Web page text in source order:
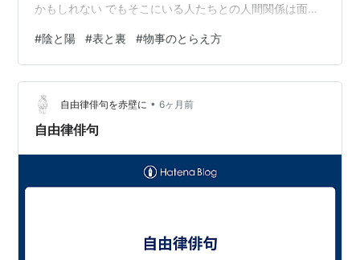
かもしれない でもそこにいる人たちとの人間関係は面倒
もかかるかもしれない なにかしようとすると 良いことも
悪いこともだいたいセットでついてくる いいとこ取りは
できない オンラインで絵を習えるかもしれない 今度は直
接人と関われなくて寂しいってなるかもしれない 頼まれ
て仕方なくやってることが 案外楽しいかもしれない 気の
#陰と陽 #表と裏 #物事のとらえ方
自由律俳句を赤壁に • 6ヶ月前
自由律俳句